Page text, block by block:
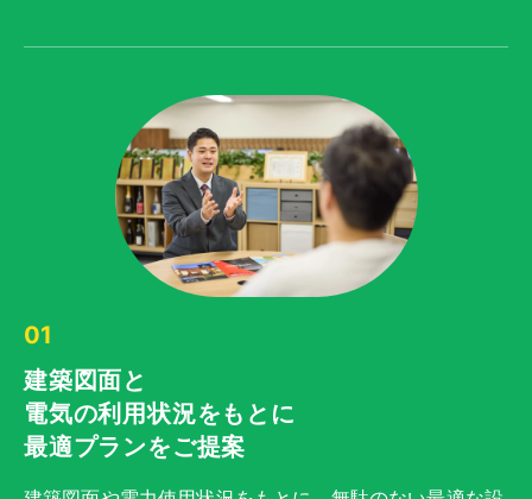
01
建築図面と
電気の利用状況をもとに
最適プランをご提案